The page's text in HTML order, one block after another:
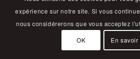
expérience sur notre site. Si vous
nous considérerons que vous acceptez
OK En savoir